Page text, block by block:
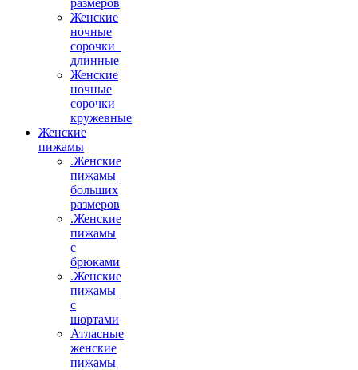
размеров
Женские
ночные
сорочки_
длинные
Женские
ночные
сорочки_
кружевные
Женские
пижамы
.Женские
пижамы
больших
размеров
.Женские
пижамы
с
брюками
.Женские
пижамы
с
шортами
Атласные
женские
пижамы